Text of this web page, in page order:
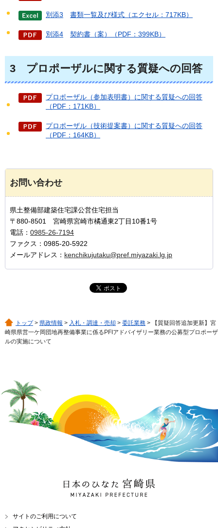
別添3 書類一覧及び様式 （エクセル：717KB）
別添4 契約書（案） （PDF：399KB）
3 プロポーザルに関する質疑への回答
プロポーザル（参加表明書）に関する質疑への回答
（PDF：171KB）
プロポーザル（技術提案書）に関する質疑への回答
（PDF：164KB）
お問い合わせ
県土整備部建築住宅課公営住宅担当
〒880-8501 宮崎県宮崎市橘通東2丁目10番1号
電話： 0985-26-7194
ファクス：0985-20-5922
メールアドレス： kenchikujutaku@pref.miyazaki.lg.jp
トップ> 県政情報 > 入札・調達・売却 > 委託業務 > 【質疑回答追加更新】宮
崎県県営一ケ岡団地再整備事業に係るPFIアドバイザリー業務の公募型プロポーザ
ルの実施について
日本のひなた 宮崎県
MIYAZAKI PREFECTURE
サイトのご利用について